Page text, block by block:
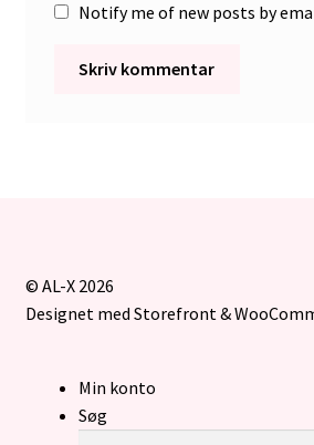
Notify me of new posts by
© AL-X 2026
Designet med Storefront &
Min konto
Søg